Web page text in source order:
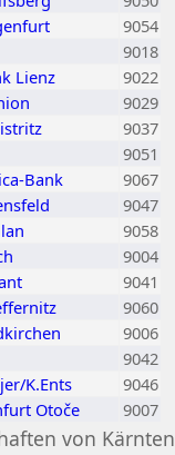
9054
9018
Lienz
9022
9029
9037
9051
Bank
9067
9047
9058
9004
9041
9060
9006
9042
K.Ents
9046
Otoče
9007
von Kärnten